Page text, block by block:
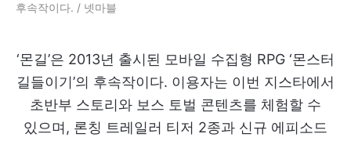
후속작이다. / 넷마블
‘몬길’은 2013년 출시된 모바일 수집형 RPG ‘몬스터
길들이기’의 후속작이다. 이용자는 이번 지스타에서
초반부 스토리와 보스 토벌 콘텐츠를 체험할 수
있으며, 론칭 트레일러 티저 2종과 신규 에피소드